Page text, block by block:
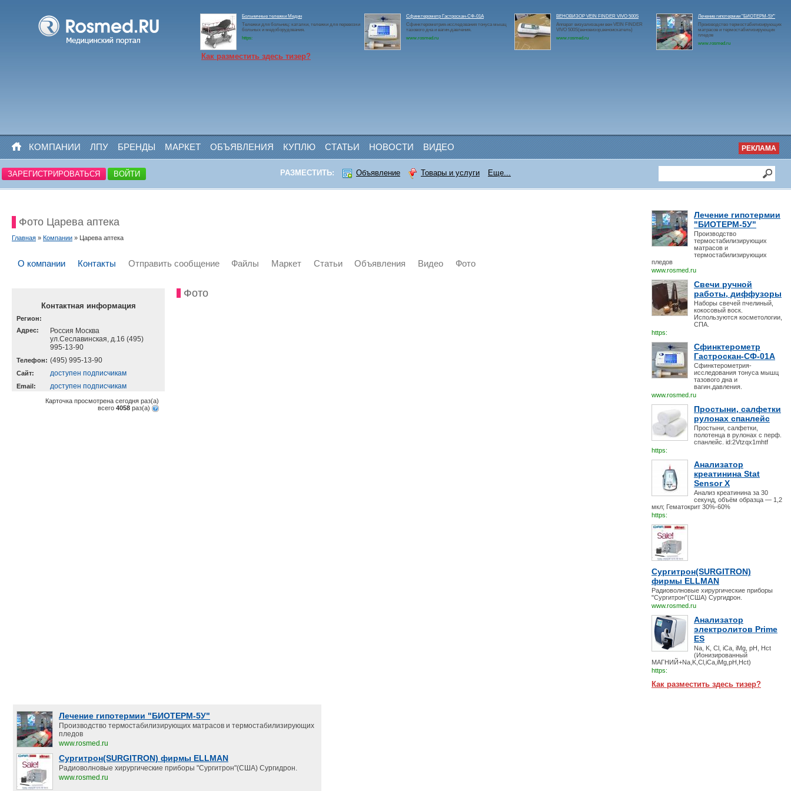
Больничные тележки Медин
Тележки для больниц: каталки, тележки для перевозки
больных и медоборудования.
https:
Сфинктерометр Гастроскан-СФ-01А
Сфинктерометрия-исследования тонуса мышц
тазового дна и вагин.давления.
www.rosmed.ru
ВЕНОВИЗОР VEIN FINDER VIVO 500S
Аппарат визуализации вен VEIN FINDER
VIVO 500S(веновизор,веноискатель)
www.rosmed.ru
Лечение гипотермии "БИОТЕРМ-5У"
Производство термостабилизирующих
матрасов и термостабилизирующих
пледов
www.rosmed.ru
Как разместить здесь тизер?
КОМПАНИИ ЛПУ БРЕНДЫ МАРКЕТ ОБЪЯВЛЕНИЯ КУПЛЮ СТАТЬИ НОВОСТИ ВИДЕО РЕКЛАМА
ЗАРЕГИСТРИРОВАТЬСЯ ВОЙТИ РАЗМЕСТИТЬ: Объявление Товары и услуги Еще...
Лечение гипотермии
"БИОТЕРМ-5У"
Производство
термостабилизирующих
матрасов и
термостабилизирующих
пледов
www.rosmed.ru
Свечи ручной
работы, диффузоры
Наборы свечей пчелиный,
кокосовый воск.
Используются косметологии,
СПА.
https:
Сфинктерометр
Гастроскан-СФ-01А
Сфинктерометрия-
исследования тонуса мышц
тазового дна и
вагин.давления.
www.rosmed.ru
Простыни, салфетки
рулонах спанлейс
Простыни, салфетки,
полотенца в рулонах с перф.
спанлейс. id:2Vtzqx1mhtf
https:
Анализатор
креатинина Stat
Sensor X
Анализ креатинина за 30
секунд, объём образца — 1,2
мкл; Гематокрит 30%-60%
https:
Сургитрон(SURGITRON)
фирмы ELLMAN
Радиоволновые хирургические приборы
"Сургитрон"(США) Сургидрон.
www.rosmed.ru
Анализатор
электролитов Prime
ES
Na, K, Cl, iCa, iMg, pH, Hct
(Ионизированный
МАГНИЙ+Na,K,Cl,iCa,iMg,pH,Hct)
https:
Как разместить здесь тизер?
Фото Царева аптека
Главная » Компании » Царева аптека
О компании Контакты Отправить сообщение Файлы Маркет Статьи Объявления Видео Фото
Контактная информация
Регион:
Адрес:
Россия Москва
ул.Сеславинская, д.16 (495)
995-13-90
Телефон: (495) 995-13-90
Cайт: доступен подписчикам
Email: доступен подписчикам
Карточка просмотрена сегодня раз(a)
всего 4058 раз(a)
Фото
Лечение гипотермии "БИОТЕРМ-5У"
Производство термостабилизирующих матрасов и термостабилизирующих
пледов
www.rosmed.ru
Сургитрон(SURGITRON) фирмы ELLMAN
Радиоволновые хирургические приборы "Сургитрон"(США) Сургидрон.
www.rosmed.ru